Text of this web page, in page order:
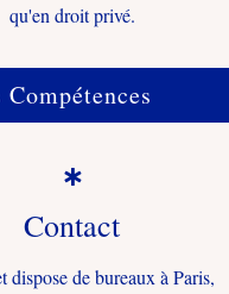
qu'en droit privé.
Compétences

Contact
dispose de bureaux à Paris,